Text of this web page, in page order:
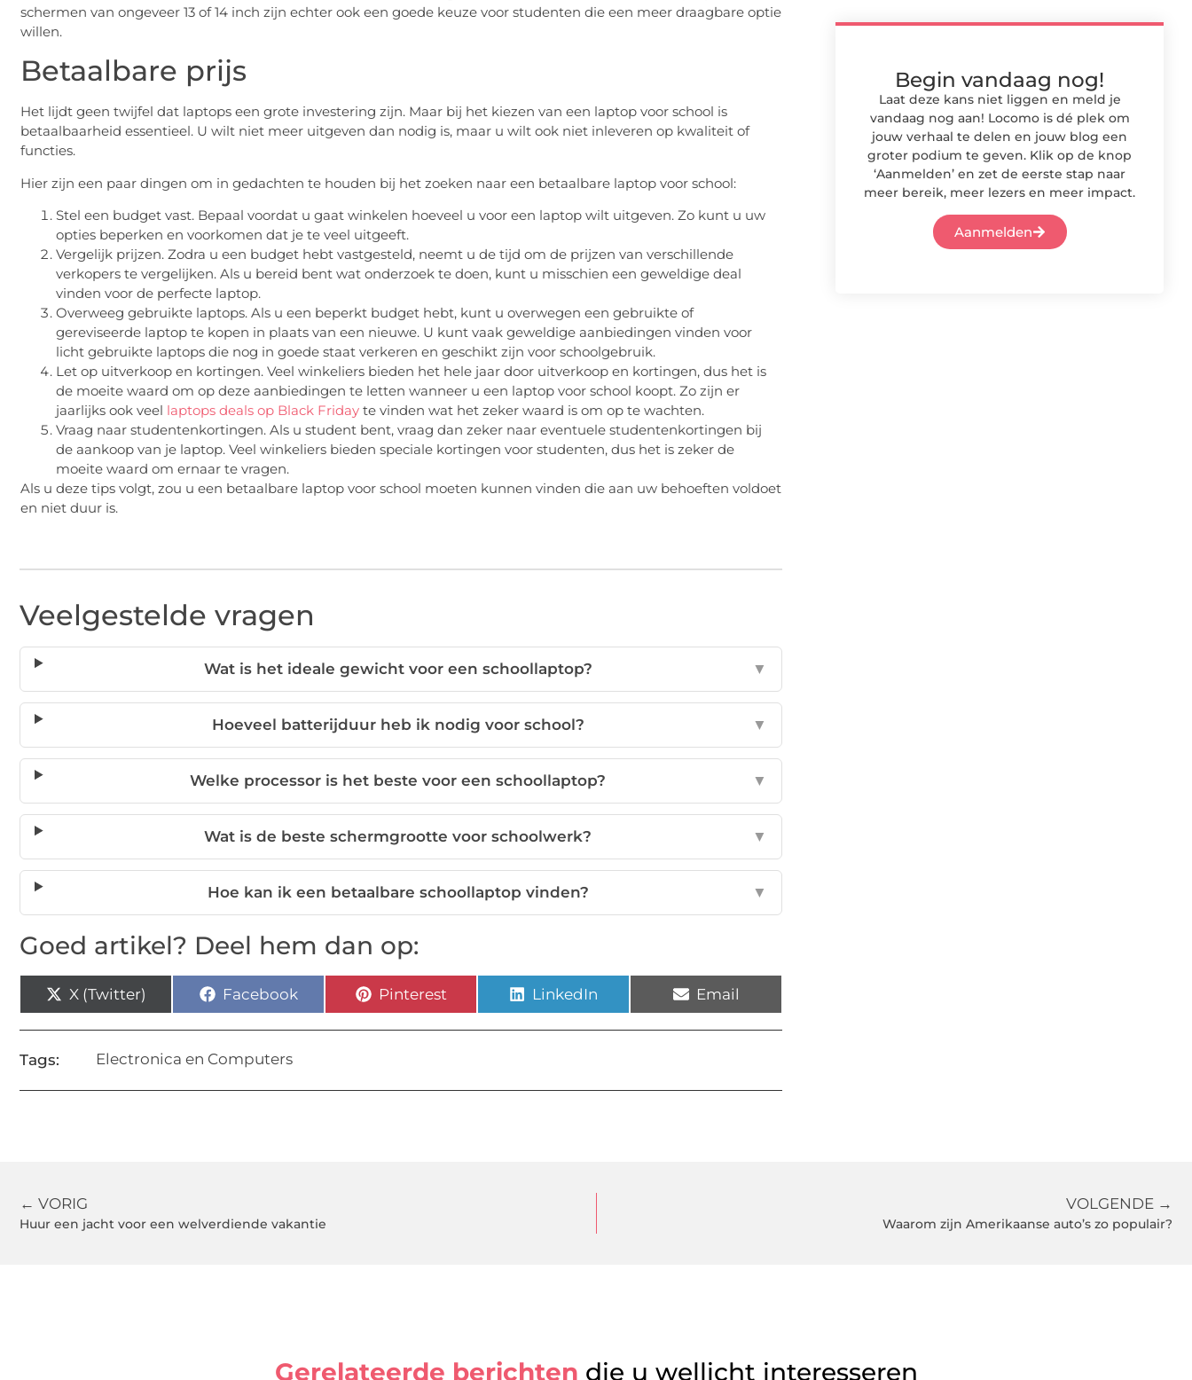
schermen van ongeveer 13 of 14 inch zijn echter ook een goede keuze voor studenten die een meer draagbare optie
willen.
Betaalbare prijs
Het lijdt geen twijfel dat laptops een grote investering zijn. Maar bij het kiezen van een laptop voor school is
betaalbaarheid essentieel. U wilt niet meer uitgeven dan nodig is, maar u wilt ook niet inleveren op kwaliteit of
functies.
Hier zijn een paar dingen om in gedachten te houden bij het zoeken naar een betaalbare laptop voor school:
Stel een budget vast. Bepaal voordat u gaat winkelen hoeveel u voor een laptop wilt uitgeven. Zo kunt u uw
opties beperken en voorkomen dat je te veel uitgeeft.
Vergelijk prijzen. Zodra u een budget hebt vastgesteld, neemt u de tijd om de prijzen van verschillende
verkopers te vergelijken. Als u bereid bent wat onderzoek te doen, kunt u misschien een geweldige deal
vinden voor de perfecte laptop.
Overweeg gebruikte laptops. Als u een beperkt budget hebt, kunt u overwegen een gebruikte of
gereviseerde laptop te kopen in plaats van een nieuwe. U kunt vaak geweldige aanbiedingen vinden voor
licht gebruikte laptops die nog in goede staat verkeren en geschikt zijn voor schoolgebruik.
Let op uitverkoop en kortingen. Veel winkeliers bieden het hele jaar door uitverkoop en kortingen, dus het is
de moeite waard om op deze aanbiedingen te letten wanneer u een laptop voor school koopt. Zo zijn er
jaarlijks ook veel laptops deals op Black Friday te vinden wat het zeker waard is om op te wachten.
Vraag naar studentenkortingen. Als u student bent, vraag dan zeker naar eventuele studentenkortingen bij
de aankoop van je laptop. Veel winkeliers bieden speciale kortingen voor studenten, dus het is zeker de
moeite waard om ernaar te vragen.
Als u deze tips volgt, zou u een betaalbare laptop voor school moeten kunnen vinden die aan uw behoeften voldoet
en niet duur is.
Veelgestelde vragen
Wat is het ideale gewicht voor een schoollaptop? ▼
Hoeveel batterijduur heb ik nodig voor school? ▼
Welke processor is het beste voor een schoollaptop? ▼
Wat is de beste schermgrootte voor schoolwerk? ▼
Hoe kan ik een betaalbare schoollaptop vinden? ▼
Goed artikel? Deel hem dan op:
X (Twitter) Facebook Pinterest LinkedIn Email
Tags: Electronica en Computers
Begin vandaag nog!
Laat deze kans niet liggen en meld je
vandaag nog aan! Locomo is dé plek om
jouw verhaal te delen en jouw blog een
groter podium te geven. Klik op de knop
‘Aanmelden’ en zet de eerste stap naar
meer bereik, meer lezers en meer impact.
Aanmelden
← VORIG
Huur een jacht voor een welverdiende vakantie
VOLGENDE →
Waarom zijn Amerikaanse auto’s zo populair?
Gerelateerde berichten die u wellicht interesseren